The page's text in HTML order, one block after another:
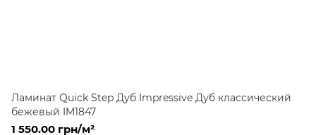
Ламинат Quick Step Дуб Impressive Дуб классический
бежевый IM1847
1 550.00 грн/м²